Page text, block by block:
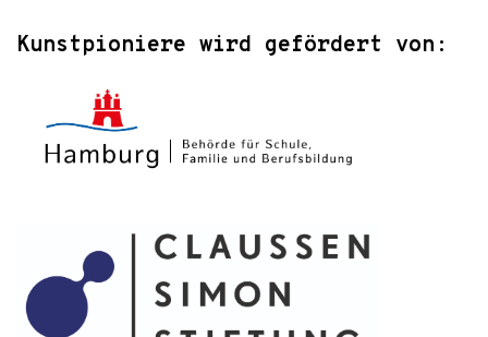
Kunstpioniere wird gefördert von: